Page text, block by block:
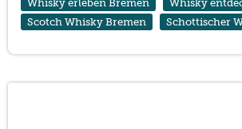
Whisky erleben Bremen
Whisky
Scotch Whisky Bremen
Schottischer